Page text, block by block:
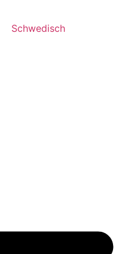
Schwedisch